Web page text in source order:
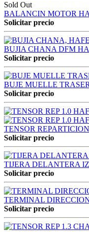
Sold Out
BALANCIN MOTOR
Solicitar precio
BUJIA CHANA DFM
Solicitar precio
BUJE MUELLE
Solicitar precio
TENSOR
Solicitar precio
TIJERA DELANTERA
Solicitar precio
TERMINAL
Solicitar precio